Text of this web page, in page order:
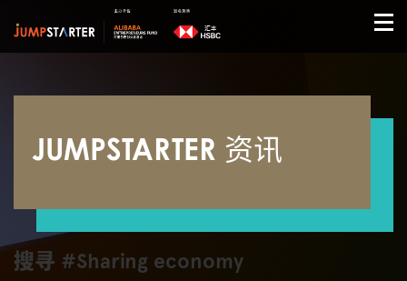
JUMPSTARTER 资讯
搜寻 #Sharing economy